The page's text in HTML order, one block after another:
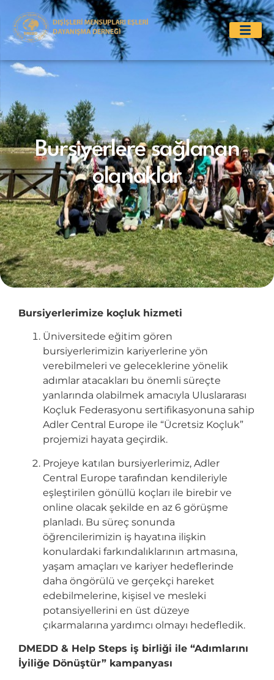
Bursiyerlere sağlanan
olanaklar
Bursiyerlerimize koçluk hizmeti
Üniversitede eğitim gören
bursiyerlerimizin kariyerlerine yön
verebilmeleri ve geleceklerine yönelik
adımlar atacakları bu önemli süreçte
yanlarında olabilmek amacıyla Uluslararası
Koçluk Federasyonu sertifikasyonuna sahip
Adler Central Europe ile “Ücretsiz Koçluk”
projemizi hayata geçirdik.
Projeye katılan bursiyerlerimiz, Adler
Central Europe tarafından kendileriyle
eşleştirilen gönüllü koçları ile birebir ve
online olacak şekilde en az 6 görüşme
planladı. Bu süreç sonunda
öğrencilerimizin iş hayatına ilişkin
konulardaki farkındalıklarının artmasına,
yaşam amaçları ve kariyer hedeflerinde
daha öngörülü ve gerçekçi hareket
edebilmelerine, kişisel ve mesleki
potansiyellerini en üst düzeye
çıkarmalarına yardımcı olmayı hedefledik.
DMEDD & Help Steps iş birliği ile “Adımlarını
İyiliğe Dönüştür” kampanyası